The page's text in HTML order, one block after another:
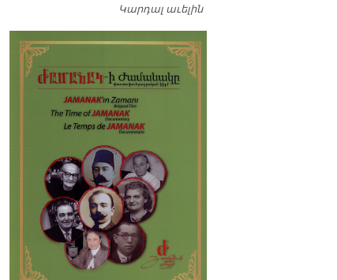
Կարդալ աւելինՊոլիս այցելութեան